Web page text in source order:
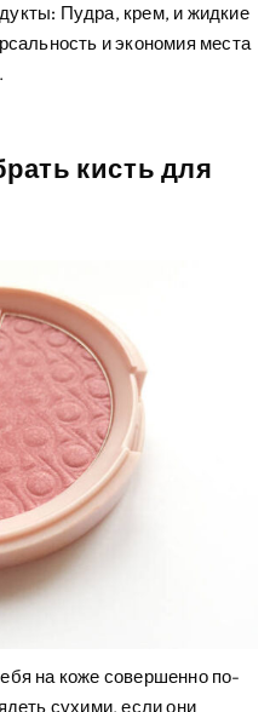
Пудра, крем, и жидкие
и экономия места
кисть для
на коже совершенно по-
сухими, если они